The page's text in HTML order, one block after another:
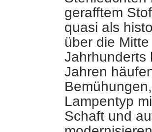
gerafftem
quasi als
über die
Jahrhunderts
Jahren
Lampentyp
Schaft und